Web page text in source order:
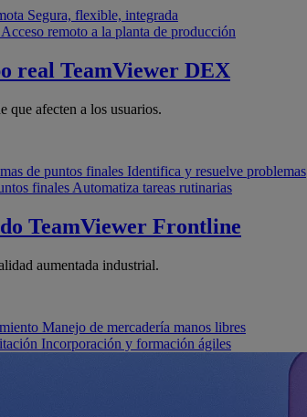
Segura, flexible, integrada
Acceso remoto a la planta de producción
real TeamViewer DEX
que afecten a los usuarios.
de puntos finales Identifica y resuelve problemas
finales Automatiza tareas rutinarias
TeamViewer Frontline
aumentada industrial.
Manejo de mercadería manos libres
Incorporación y formación ágiles